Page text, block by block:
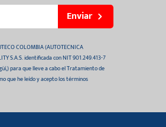
Enviar
COLOMBIA (AUTOTECNICA
S.A.S. identificada con NIT 901.249.413-7
para que lleve a cabo el Tratamiento de
que he leído y acepto los términos